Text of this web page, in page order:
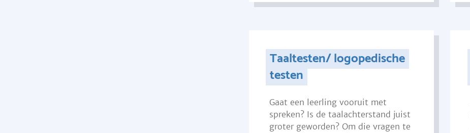
Taaltesten/ logopedische
testen
Gaat een leerling vooruit met
spreken? Is de taalachterstand juist
groter geworden? Om die vragen te